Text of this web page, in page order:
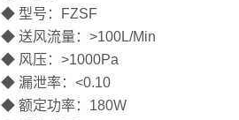
◆ 型号：FZSF
◆ 送风流量：>100L/Min
◆ 风压：>1000Pa
◆ 漏泄率：<0.10
◆ 额定功率：180W